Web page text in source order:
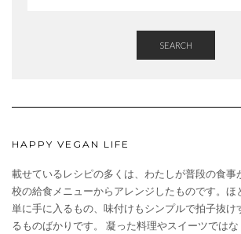
SEARCH
HAPPY VEGAN LIFE
載せているレシピの多くは、わたしが普段の食事
校の給食メニューからアレンジしたものです。ほ
単に手に入るもの、味付けもシンプルで拍子抜け
るものばかりです。 凝った料理やスイーツでは